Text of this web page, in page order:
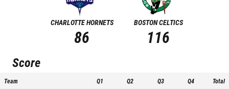
CHARLOTTE HORNETS
86
BOSTON CELTICS
116
Score
Team Q1 Q2 Q3 Q4 Total